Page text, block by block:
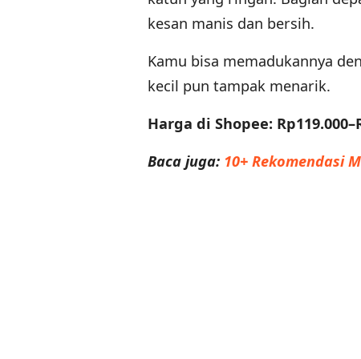
kesan manis dan bersih.
Kamu bisa memadukannya
kecil pun tampak menarik.
Harga di Shopee:
Baca juga: 10+ Rekomendasi